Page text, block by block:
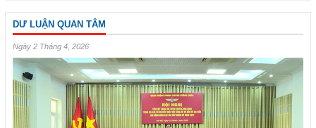
DƯ LUẬN QUAN TÂM
Ngày 2 Tháng 4, 2026